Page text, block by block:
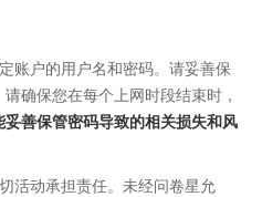
账户的用户名和密码。请妥善保
确保您在每个上网时段结束时，
妥善保管密码导致的相关损失和风
活动承担责任。未经问卷星允